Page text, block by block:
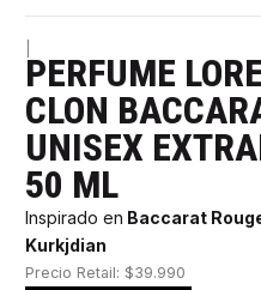
PERFUME
CLON
UNISEX
50 ML
Inspirado en Baccarat
Kurkjdian
Precio Retail: $39.990